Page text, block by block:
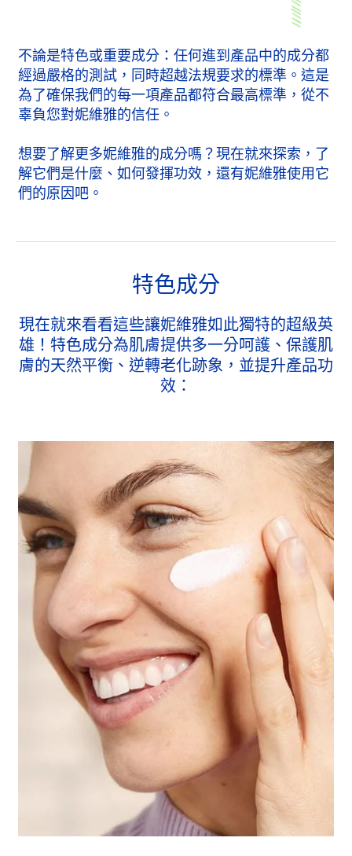
不論是特色或重要成分：任何進到產品中的成分都
經過嚴格的測試，同時超越法規要求的標準。這是
為了確保我們的每一項產品都符合最高標準，從不
辜負您對妮維雅的信任。
想要了解更多妮維雅的成分嗎？現在就來探索，了
解它們是什麼、如何發揮功效，還有妮維雅使用它
們的原因吧。
特色成分
現在就來看看這些讓妮維雅如此獨特的超級英
雄！特色成分為肌膚提供多一分呵護、保護肌
膚的天然平衡、逆轉老化跡象，並提升產品功
效：